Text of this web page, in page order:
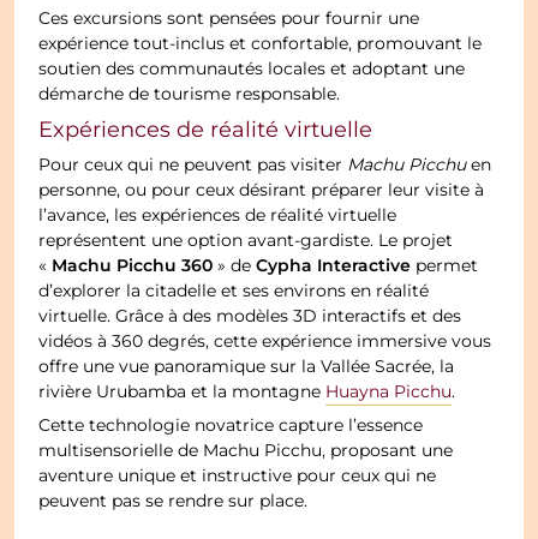
Ces excursions sont pensées pour fournir une
expérience tout-inclus et confortable, promouvant le
soutien des communautés locales et adoptant une
démarche de tourisme responsable.
Expériences de réalité virtuelle
Pour ceux qui ne peuvent pas visiter Machu Picchuen
personne, ou pour ceux désirant préparer leur visite à
l’avance, les expériences de réalité virtuelle
représentent une option avant-gardiste. Le projet
« Machu Picchu 360 » deCypha Interactive permet
d’explorer la citadelle et ses environs en réalité
virtuelle. Grâce à des modèles 3D interactifs et des
vidéos à 360 degrés, cette expérience immersive vous
offre une vue panoramique sur la Vallée Sacrée, la
rivière Urubamba et la montagne Huayna Picchu.
Cette technologie novatrice capture l’essence
multisensorielle de Machu Picchu, proposant une
aventure unique et instructive pour ceux qui ne
peuvent pas se rendre sur place.